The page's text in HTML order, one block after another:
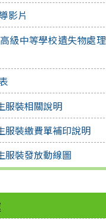
影片
級中等學校遺失物處理
服裝相關說明
服裝繳費單補印說明
服裝發放動線圖